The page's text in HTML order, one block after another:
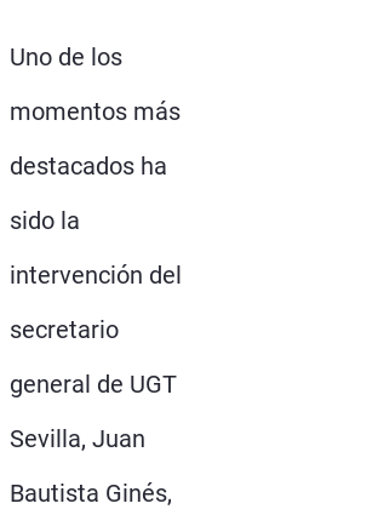
Uno de los
momentos más
destacados ha
sido la
intervención del
secretario
general de UGT
Sevilla, Juan
Bautista Ginés,